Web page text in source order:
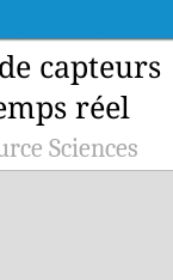
capteurs
réel
Sciences